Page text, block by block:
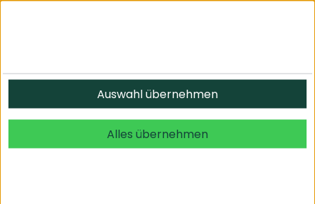
© 2026 undefined. alle Rechte vorbehalten.
Auswahl übernehmen
Alles übernehmen